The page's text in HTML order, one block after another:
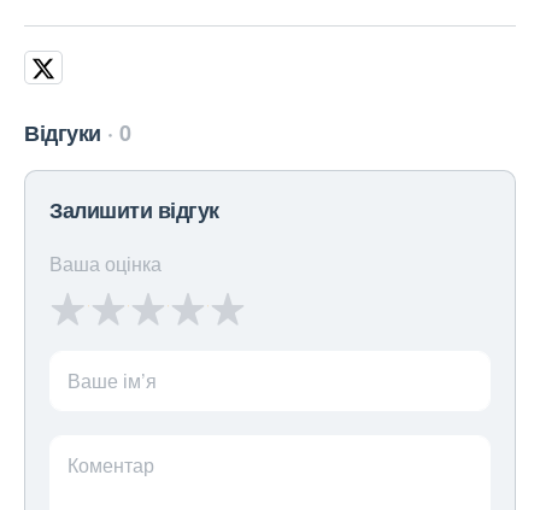
Відгуки 0
Залишити відгук
Ваша оцінка
Ваше ім’я
Коментар